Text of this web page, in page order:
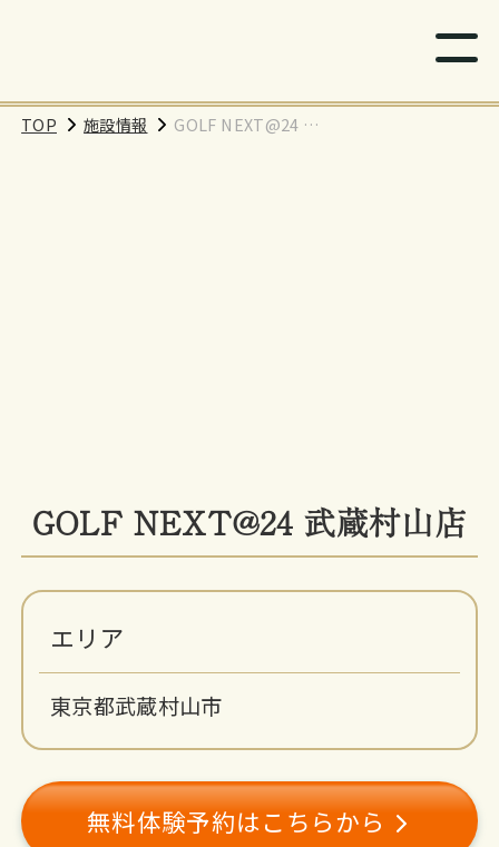
TOP 施設情報
GOLF NEXT@24 武
GOLF NEXT@24 武蔵村山店
エリア
東京都武蔵村山市
無料体験予約はこちらから